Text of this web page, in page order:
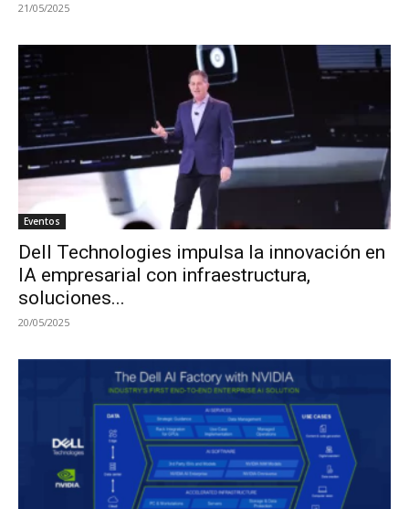
21/05/2025
Eventos
Dell Technologies impulsa la innovación en
IA empresarial con infraestructura,
soluciones...
20/05/2025